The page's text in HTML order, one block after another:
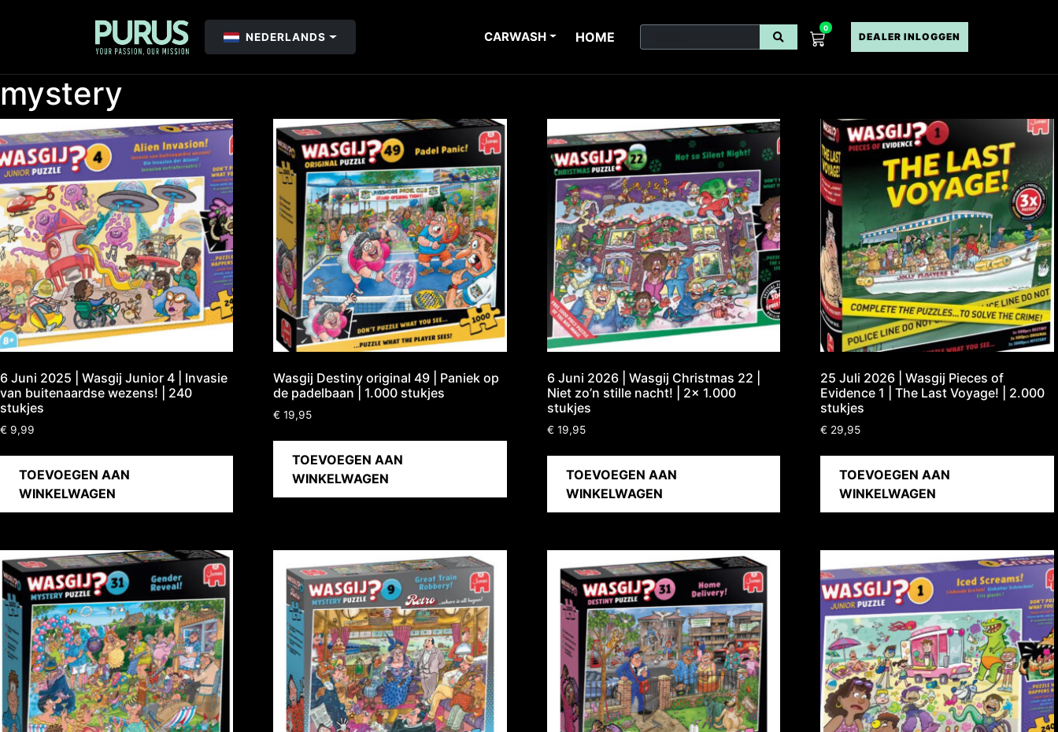
NEDERLANDS CARWASH HOME
0
DEALER INLOGGEN
mystery
6 Juni 2025 | Wasgij Junior 4 | Invasie
van buitenaardse wezens! | 240
stukjes
€ 9,99
TOEVOEGEN AAN
WINKELWAGEN
Wasgij Destiny original 49 | Paniek op
de padelbaan | 1.000 stukjes
€ 19,95
TOEVOEGEN AAN
WINKELWAGEN
6 Juni 2026 | Wasgij Christmas 22 |
Niet zo’n stille nacht! | 2x 1.000
stukjes
€ 19,95
TOEVOEGEN AAN
WINKELWAGEN
25 Juli 2026 | Wasgij Pieces of
Evidence 1 | The Last Voyage! | 2.000
stukjes
€ 29,95
TOEVOEGEN AAN
WINKELWAGEN